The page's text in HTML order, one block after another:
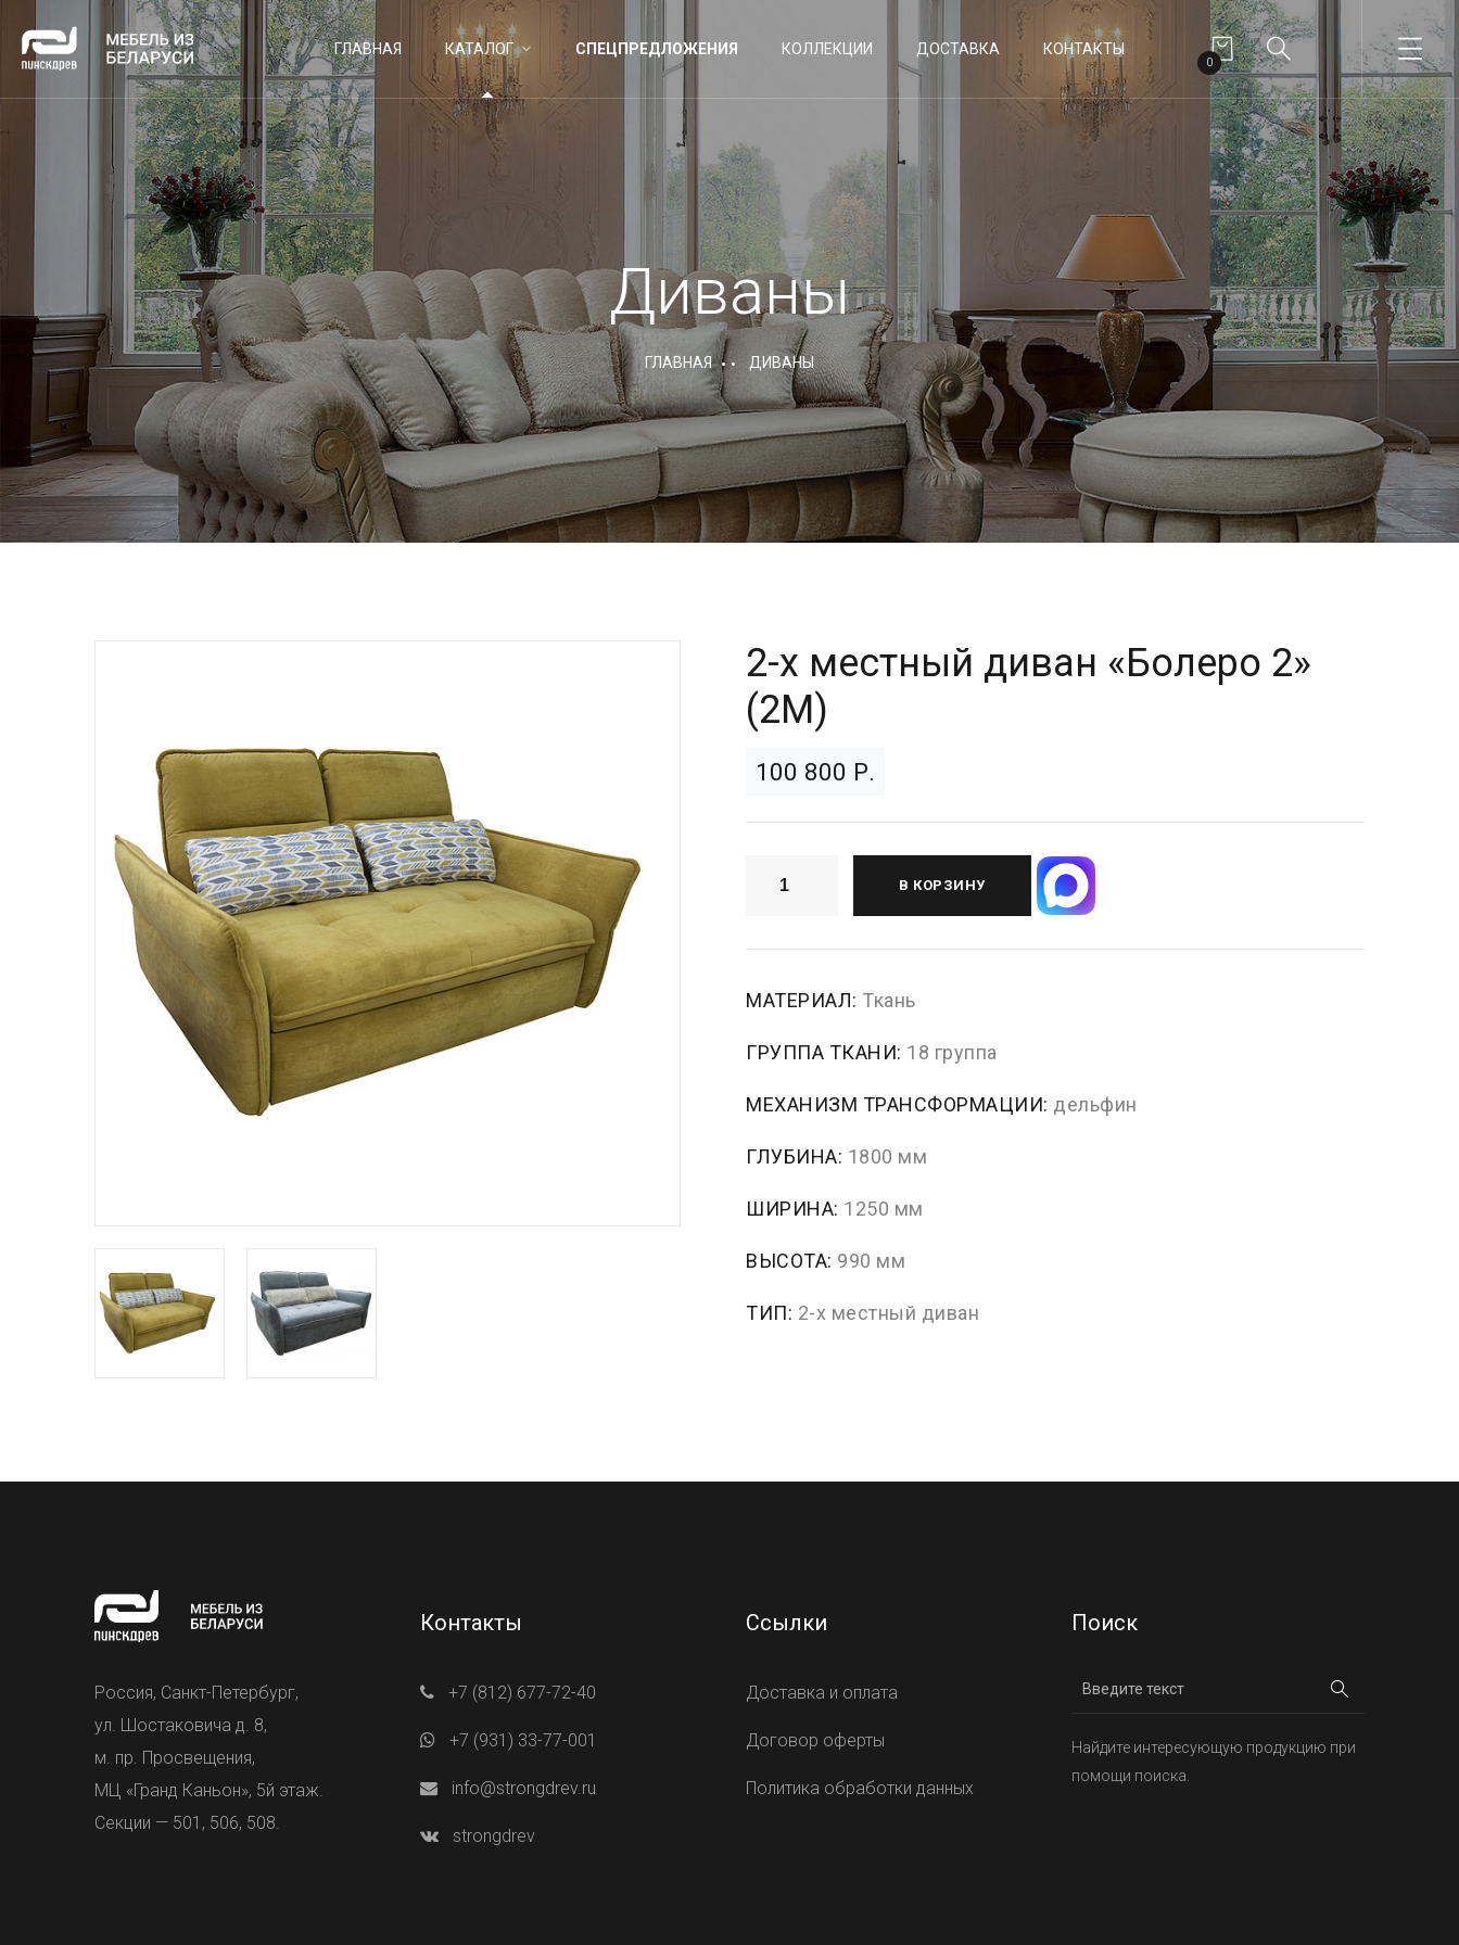
ГЛАВНАЯ КАТАЛОГ СПЕЦПРЕДЛОЖЕНИЯ КОЛЛЕКЦИИ ДОСТАВКА КОНТАКТЫ
0
Диваны
ГЛАВНАЯ ДИВАНЫ
2-х местный диван «Болеро 2»
(2M)
100 800 Р.
В КОРЗИНУ
МАТЕРИАЛ: Ткань
ГРУППА ТКАНИ: 18 группа
МЕХАНИЗМ ТРАНСФОРМАЦИИ: дельфин
ГЛУБИНА: 1800 мм
ШИРИНА: 1250 мм
ВЫСОТА: 990 мм
ТИП: 2-х местный диван
Россия, Санкт-Петербург,
ул. Шостаковича д. 8,
м. пр. Просвещения,
МЦ «Гранд Каньон», 5й этаж.
Секции — 501, 506, 508.
Контакты
+7 (812) 677-72-40
+7 (931) 33-77-001
info@strongdrev.ru
strongdrev
Ссылки
Доставка и оплата
Договор оферты
Политика обработки данных
Поиск
Найдите интересующую продукцию при
помощи поиска.